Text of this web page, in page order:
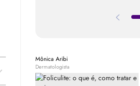
Mônica Aribi
Dermatologista